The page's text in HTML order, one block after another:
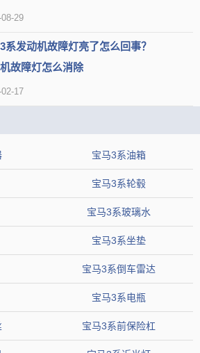
养需要1000
公里就需要进行一次小保养，保养费用会随
加，那么这里这里就取个大概值为一年20
这种三四十万的车第一年保险费用在12000
10000元左右。
29
系发动机故障灯亮了怎么回事？
故障灯怎么消除
17
宝马3系油箱
宝马3系轮毂
宝马3系玻璃水
宝马3系坐垫
宝马3系倒车雷达
宝马3系电瓶
宝马3系前保险杠